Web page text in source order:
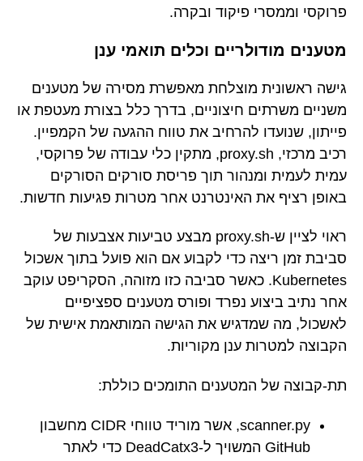
פרוקסי וממסרי פיקוד ובקרה.
מטענים מודולריים וכלים תואמי ענן
גישה ראשונית מוצלחת מאפשרת מסירה של מטענים
משניים משרתים חיצוניים, בדרך כלל בצורת מעטפת או
פייתון, שנועדו להרחיב את טווח ההגעה של הקמפיין.
רכיב מרכזי, proxy.sh, מתקין כלי עבודה של פרוקסי,
עמית לעמית ומנהור תוך פריסת סורקים הסורקים
באופן רציף את האינטרנט אחר מטרות פגיעות חדשות.
ראוי לציין ש-proxy.sh מבצע טביעות אצבעות של
סביבת זמן ריצה כדי לקבוע אם הוא פועל בתוך אשכול
Kubernetes. כאשר סביבה כזו מזוהה, הסקריפט עוקב
אחר נתיב ביצוע נפרד ופורס מטענים ספציפיים
לאשכול, מה שמדגיש את הגישה המותאמת אישית של
הקבוצה למטרות ענן מקוריות.
תת-קבוצה של המטענים התומכים כוללת:
scanner.py, אשר מוריד טווחי CIDR מחשבון
GitHub המשויך ל-DeadCatx3 כדי לאתר